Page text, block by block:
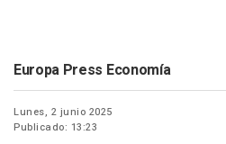
Europa Press Economía
Lunes, 2 junio 2025
Publicado: 13:23